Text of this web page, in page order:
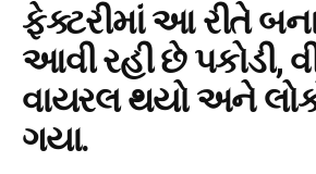
ફેક્ટરીમાં આ રીતે
આવી રહી છે પકોડી,
વાયરલ થયો અને
ગયા.